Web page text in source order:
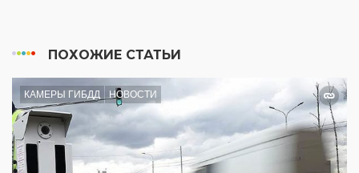
ПОХОЖИЕ СТАТЬИ
КАМЕРЫ ГИБДД НОВОСТИ